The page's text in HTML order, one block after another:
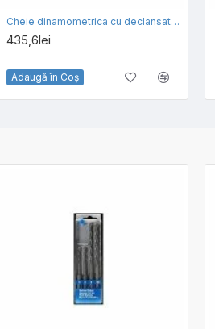
Cheie dinamometrica cu declansator UNIOR cu antrenor de 3/8 inch 264
435,6lei
Adaugă în Coş